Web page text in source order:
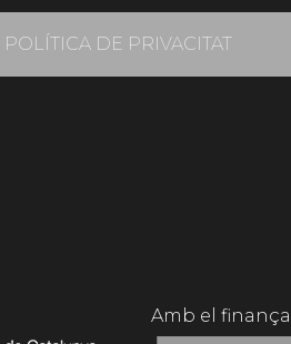
POLÍTICA DE PRIVACITAT
Amb el